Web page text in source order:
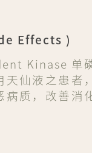
Effects )
Kinase 单
仙液之患者
质，改善消